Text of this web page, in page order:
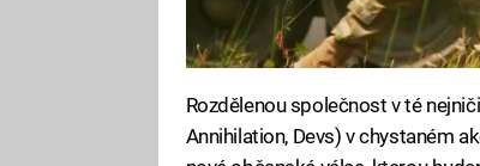
Rozdělenou společnost v té
Annihilation, Devs) v chystaném